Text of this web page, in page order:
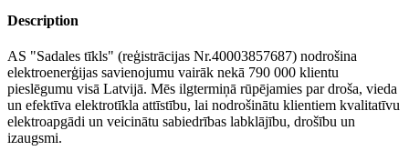
Description
AS "Sadales tīkls" (reģistrācijas Nr.40003857687) nodrošina
elektroenerģijas savienojumu vairāk nekā 790 000 klientu
pieslēgumu visā Latvijā. Mēs ilgtermiņā rūpējamies par droša, vieda
un efektīva elektrotīkla attīstību, lai nodrošinātu klientiem kvalitatīvu
elektroapgādi un veicinātu sabiedrības labklājību, drošību un
izaugsmi.